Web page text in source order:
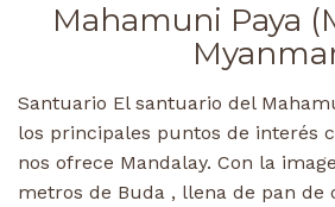
Mahamuni Paya
Santuario El santuario del
los principales puntos de interés
nos ofrece Mandalay. Con la
metros de Buda , llena de pan de